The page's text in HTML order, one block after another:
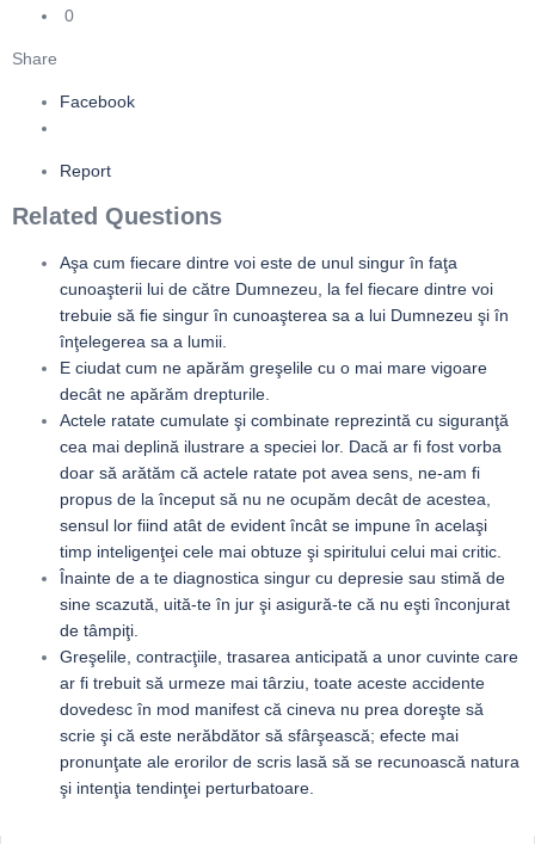
0
Share
Facebook
Report
Related Questions
Aşa cum fiecare dintre voi este de unul singur în faţa
cunoaşterii lui de către Dumnezeu, la fel fiecare dintre voi
trebuie să fie singur în cunoaşterea sa a lui Dumnezeu şi în
înţelegerea sa a lumii.
E ciudat cum ne apărăm greşelile cu o mai mare vigoare
decât ne apărăm drepturile.
Actele ratate cumulate şi combinate reprezintă cu siguranţă
cea mai deplină ilustrare a speciei lor. Dacă ar fi fost vorba
doar să arătăm că actele ratate pot avea sens, ne-am fi
propus de la început să nu ne ocupăm decât de acestea,
sensul lor fiind atât de evident încât se impune în acelaşi
timp inteligenţei cele mai obtuze şi spiritului celui mai critic.
Înainte de a te diagnostica singur cu depresie sau stimă de
sine scazută, uită-te în jur şi asigură-te că nu eşti înconjurat
de tâmpiţi.
Greşelile, contracţiile, trasarea anticipată a unor cuvinte care
ar fi trebuit să urmeze mai târziu, toate aceste accidente
dovedesc în mod manifest că cineva nu prea doreşte să
scrie şi că este nerăbdător să sfârşească; efecte mai
pronunţate ale erorilor de scris lasă să se recunoască natura
şi intenţia tendinţei perturbatoare.